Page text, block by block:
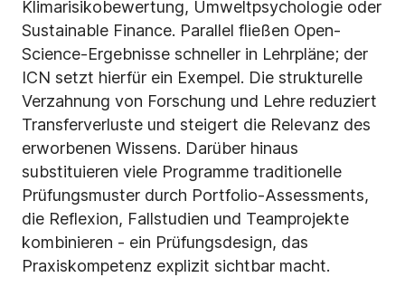
Klimarisikobewertung, Umweltpsychologie oder
Sustainable Finance. Parallel fließen Open-
Science-Ergebnisse schneller in Lehrpläne; der
ICN setzt hierfür ein Exempel. Die strukturelle
Verzahnung von Forschung und Lehre reduziert
Transferverluste und steigert die Relevanz des
erworbenen Wissens. Darüber hinaus
substituieren viele Programme traditionelle
Prüfungsmuster durch Portfolio-Assessments,
die Reflexion, Fallstudien und Teamprojekte
kombinieren - ein Prüfungsdesign, das
Praxiskompetenz explizit sichtbar macht.